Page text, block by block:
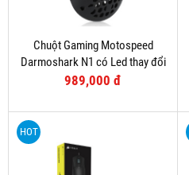
Chuột Gaming Motospeed
Darmoshark N1 có Led thay đổi
theo DPI
989,000 đ
HOT